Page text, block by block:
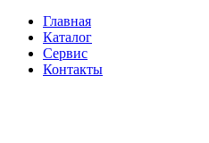
Главная
Каталог
Сервис
Контакты